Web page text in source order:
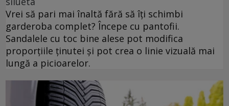
Vrei să pari mai înaltă fără să îți schimbi
garderoba complet? Începe cu pantofii.
Sandalele cu toc bine alese pot modifica
proporțiile ținutei și pot crea o linie vizuală mai
lungă a picioarelor.